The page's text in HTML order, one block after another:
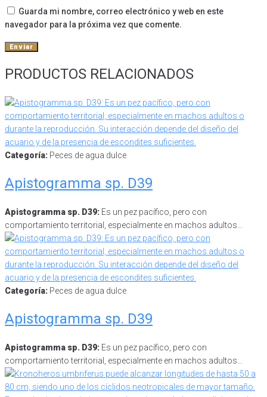
Guarda mi nombre, correo electrónico y web en este
navegador para la próxima vez que comente.
PRODUCTOS RELACIONADOS
Categoría: Peces de agua dulce
Apistogramma sp. D39
Apistogramma sp. D39: Es un pez pacífico, pero con
comportamiento territorial, especialmente en machos adultos…
Categoría: Peces de agua dulce
Apistogramma sp. D39
Apistogramma sp. D39: Es un pez pacífico, pero con
comportamiento territorial, especialmente en machos adultos…